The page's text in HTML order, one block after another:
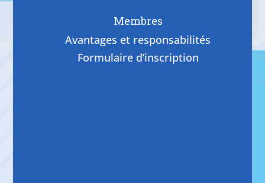
Membres
Avantages et responsabilités
Formulaire d’inscription